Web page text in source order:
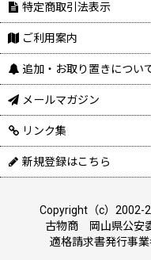
特定商取引法表示
ご利用案内
追加・お取り置きについ
メールマガジン
リンク集
新規登録はこちら
Copyright（c）2002-
古物商 岡山県公安
適格請求書発行事